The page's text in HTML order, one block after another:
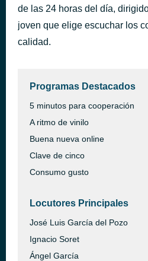
de las 24 horas del día,
joven que elige escuchar los
calidad.
Programas Destacados
5 minutos para cooperación
A ritmo de vinilo
Buena nueva online
Clave de cinco
Consumo gusto
Locutores Principales
José Luis García del Pozo
Ignacio Soret
Ángel García